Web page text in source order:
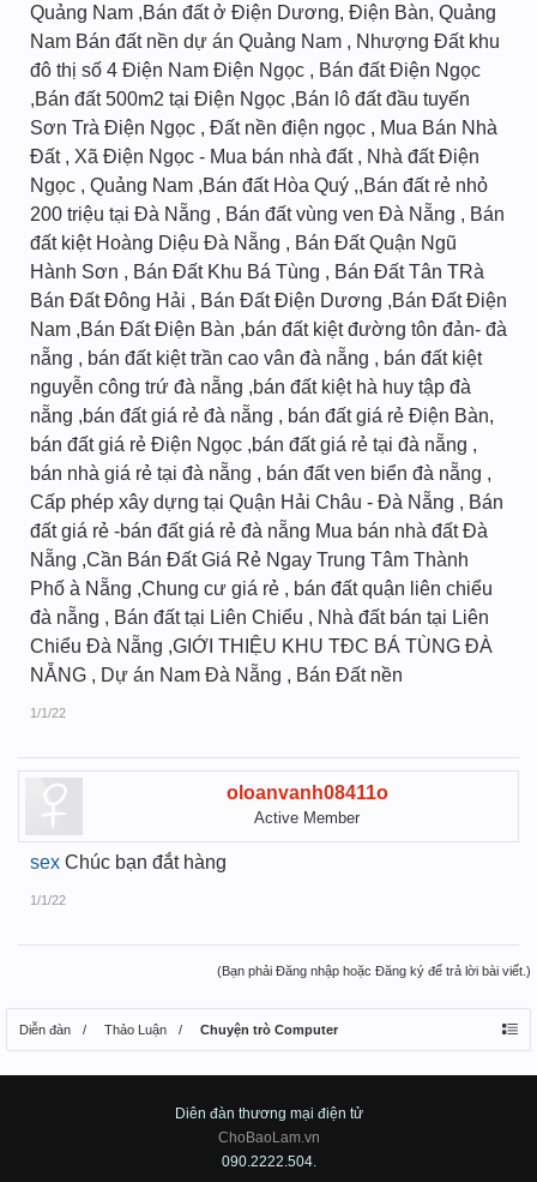
Quảng Nam ,Bán đất ở Điện Dương, Điện Bàn, Quảng
Nam Bán đất nền dự án Quảng Nam , Nhượng Đất khu
đô thị số 4 Điện Nam Điện Ngọc , Bán đất Điện Ngọc
,Bán đất 500m2 tại Điện Ngọc ,Bán lô đất đầu tuyến
Sơn Trà Điện Ngọc , Đất nền điện ngọc , Mua Bán Nhà
Đất‎ , Xã Điện Ngọc - Mua bán nhà đất , Nhà đất Điện
Ngọc , Quảng Nam ,Bán đất Hòa Quý ,,Bán đất rẻ nhỏ
200 triệu tại Đà Nẵng , Bán đất vùng ven Đà Nẵng , Bán
đất kiệt Hoàng Diệu Đà Nẵng , Bán Đất Quận Ngũ
Hành Sơn , Bán Đất Khu Bá Tùng , Bán Đất Tân TRà
Bán Đất Đông Hải , Bán Đất Điện Dương ,Bán Đất Điện
Nam ,Bán Đất Điện Bàn ,bán đất kiệt đường tôn đản- đà
nẵng , bán đất kiệt trần cao vân đà nẵng , bán đất kiệt
nguyễn công trứ đà nẵng ,bán đất kiệt hà huy tập đà
nẵng ,bán đất giá rẻ đà nẵng , bán đất giá rẻ Điện Bàn,
bán đất giá rẻ Điện Ngọc ,bán đất giá rẻ tại đà nẵng ,
bán nhà giá rẻ tại đà nẵng , bán đất ven biển đà nẵng ,
Cấp phép xây dựng tại Quận Hải Châu - Đà Nẵng , Bán
đất giá rẻ -bán đất giá rẻ đà nẵng Mua bán nhà đất Đà
Nẵng ,Cần Bán Đất Giá Rẻ Ngay Trung Tâm Thành
Phố à Nẵng ,Chung cư giá rẻ , bán đất quận liên chiểu
đà nẵng , Bán đất tại Liên Chiểu , Nhà đất bán tại Liên
Chiểu Đà Nẵng ,GIỚI THIỆU KHU TĐC BÁ TÙNG ĐÀ
NẴNG , Dự án Nam Đà Nẵng , Bán Đất nền
1/1/22
oloanvanh08411o
Active Member
sex Chúc bạn đắt hàng
1/1/22
(Bạn phải Đăng nhập hoặc Đăng ký để trả lời bài viết.)
Diễn đàn Thảo Luận Chuyện trò Computer
Diên đàn thương mại điện tử
ChoBaoLam.vn
090.2222.504.